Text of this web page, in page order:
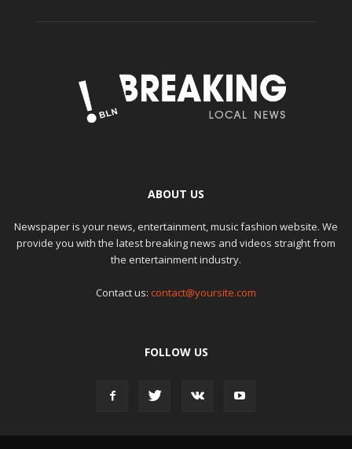
ABOUT US
Newspaper is your news, entertainment, music fashion website. We
provide you with the latest breaking news and videos straight from
the entertainment industry.
Contact us: contact@yoursite.com
FOLLOW US